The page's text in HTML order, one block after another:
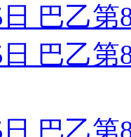
巴乙
巴乙
巴乙